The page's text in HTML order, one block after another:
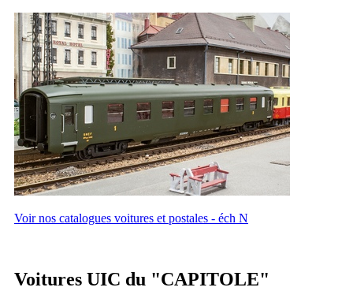
Voir nos catalogues voitures et postales - éch N
Voitures UIC du "CAPITOLE"